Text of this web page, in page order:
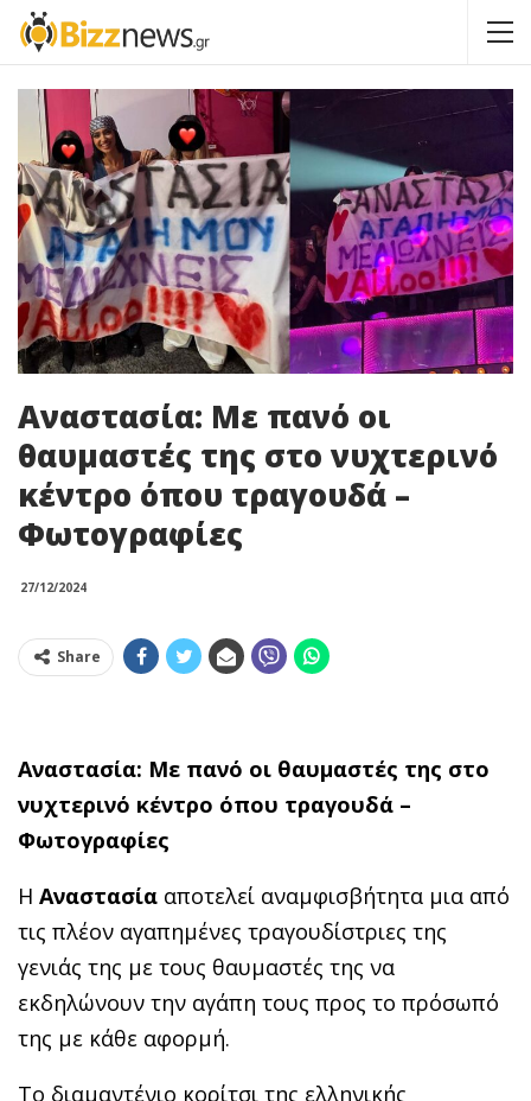
Αναστασία: Με πανό οι
θαυμαστές της στο νυχτερινό
κέντρο όπου τραγουδά –
Φωτογραφίες
27/12/2024
Share
Αναστασία: Με πανό οι θαυμαστές της στο
νυχτερινό κέντρο όπου τραγουδά –
Φωτογραφίες
Η Αναστασία αποτελεί αναμφισβήτητα μια από
τις πλέον αγαπημένες τραγουδίστριες της
γενιάς της με τους θαυμαστές της να
εκδηλώνουν την αγάπη τους προς το πρόσωπό
της με κάθε αφορμή.
Το διαμαντένιο κορίτσι της ελληνικής